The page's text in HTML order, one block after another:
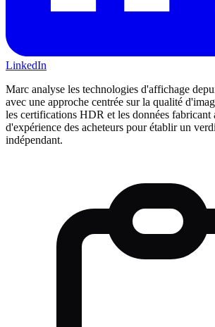
LinkedIn
Marc analyse les technologies d'affichage
avec une approche centrée sur la qualité
les certifications HDR et les données fabricant
d'expérience des acheteurs pour établir un
indépendant.